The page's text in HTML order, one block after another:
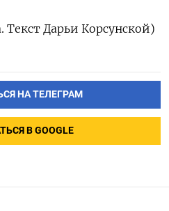
Дарьи Корсунской)
НА ТЕЛЕГРАМ
В GOOGLE